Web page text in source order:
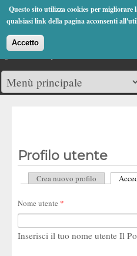
Questo sito utilizza cookies per migliorare
qualsiasi link della pagina acconsenti
Accetto
Jump to Navigation
Profilo utente
Schede primarie
Crea nuovo profilo
Nome utente *
Inserisci il tuo nome utente Il